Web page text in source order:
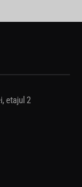
etajul 2